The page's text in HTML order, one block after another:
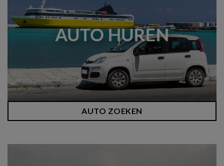
AUTO HUREN
AUTO ZOEKEN